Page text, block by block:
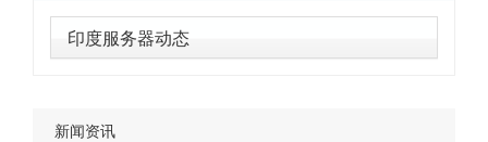
印度服务器动态
新闻资讯